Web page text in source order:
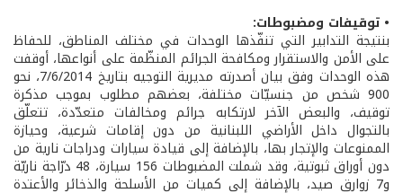
• توقيفات ومضبوطات:
بنتيجة التدابير التي تنفّذها الوحدات في مختلف المناطق، للحفاظ
على الأمن والاستقرار ومكافحة الجرائم المنظّمة على أنواعها، أوقفت
هذه الوحدات وفق بيان أصدرته مديرية التوجيه بتاريخ 7/6/2014، نحو
900 شخص من جنسيّات مختلفة، بعضهم مطلوب بموجب مذكرة
توقيف، والبعض الآخر لارتكابه جرائم ومخالفات متعدّدة، تتعلّق
بالتجوال داخل الأراضي اللبنانية من دون إقامات شرعية، وحيازة
الممنوعات والإتجار بها، بالإضافة إلى قيادة سيارات ودراجات نارية من
دون أوراق ثبوتية، وقد شملت المضبوطات 156 سيارة، 48 درّاجة ناريّة
و7 زوارق صيد، بالإضافة إلى كميات من الأسلحة والذخائر والأعتدة